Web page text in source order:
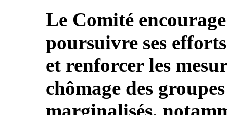
Le Comité
poursuivre ses
et renforcer les
chômage des
marginalisés,